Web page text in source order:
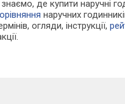
де купити наручні
наручних
огляди, інструкції,